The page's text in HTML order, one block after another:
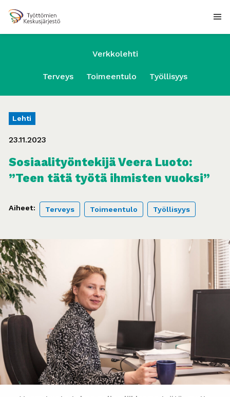
Verkkolehti
Terveys Toimeentulo Työllisyys
Lehti
23.11.2023
Sosiaalityöntekijä Veera Luoto:
”Teen tätä työtä ihmisten vuoksi”
Aiheet: Terveys Toimeentulo Työllisyys